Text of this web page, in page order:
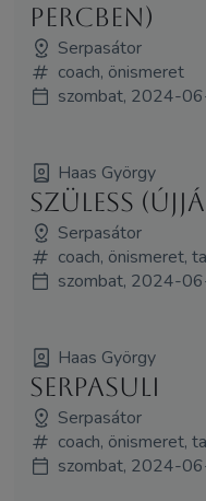
percben)
Serpasátor
coach, önismeret
szombat, 2024-
Haas György
Szüless
Serpasátor
coach, önismeret,
szombat, 2024-
Haas György
Serpasuli
Serpasátor
coach, önismeret,
szombat, 2024-